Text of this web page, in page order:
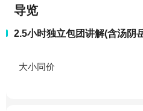
导览
2.5小时独立包团讲解(含汤阴
大小同价